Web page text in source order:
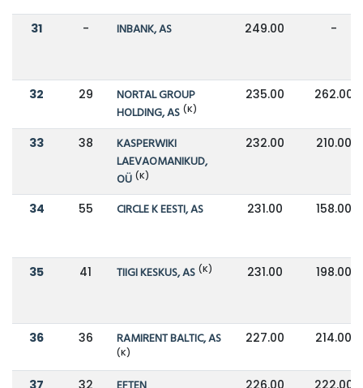
31 - INBANK, AS 249.00 -
32 29
NORTAL GROUP
HOLDING, AS (K)
235.00 262.00
33 38
KASPERWIKI
LAEVAOMANIKUD,
OÜ (K)
232.00 210.00
34 55 CIRCLE K EESTI, AS 231.00 158.00
35 41 TIIGI KESKUS, AS (K) 231.00 198.00
36 36 RAMIRENT BALTIC, AS
(K)
227.00 214.00
37 32 226.00 222.00